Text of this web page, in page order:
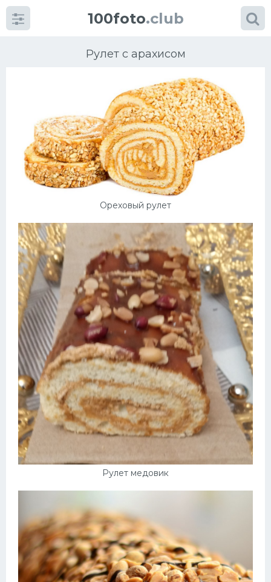
100foto.club
Рулет с арахисом
Ореховый рулет
Рулет медовик
Категориикартинок
Супы
Печенье
Салат
Выпечка
Десерт
Напитки
Дизайн комнаты